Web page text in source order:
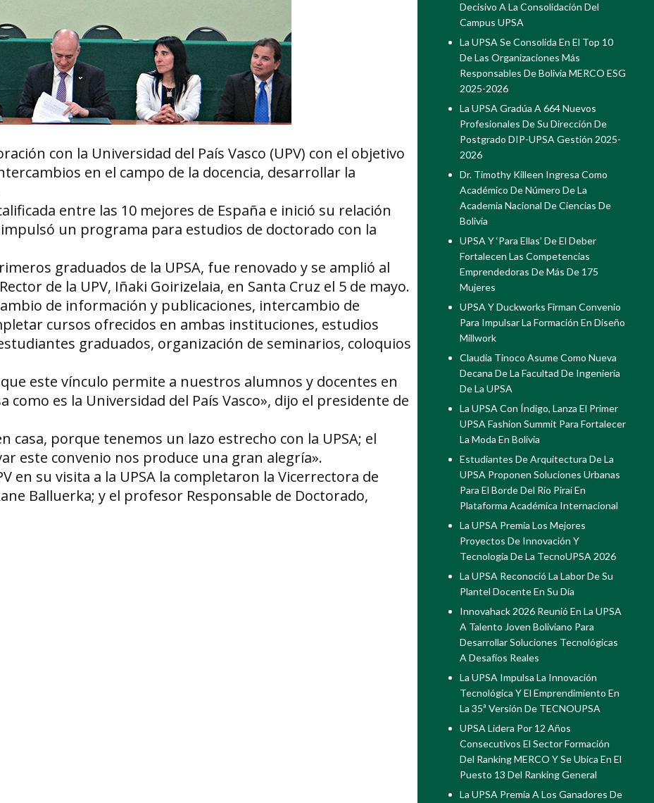
con la Universidad del País Vasco (UPV) con el objetivo
en el campo de la docencia, desarrollar la
entre las 10 mejores de España e inició su relación
impulsó un programa para estudios de doctorado con la
graduados de la UPSA, fue renovado y se amplió al
de la UPV, Iñaki Goirizelaia, en Santa Cruz el 5 de mayo.
de información y publicaciones, intercambio de
cursos ofrecidos en ambas instituciones, estudios
graduados, organización de seminarios, coloquios
este vínculo permite a nuestros alumnos y docentes en
es la Universidad del País Vasco», dijo el presidente de
casa, porque tenemos un lazo estrecho con la UPSA; el
este convenio nos produce una gran alegría».
en su visita a la UPSA la completaron la Vicerrectora de
Balluerka; y el profesor Responsable de Doctorado,
Decisivo A La Consolidación Del
Campus UPSA
La UPSA Se Consolida En El Top 10
De Las Organizaciones Más
Responsables De Bolivia MERCO ESG
2025-2026
La UPSA Gradúa A 664 Nuevos
Profesionales De Su Dirección De
Postgrado DIP-UPSA Gestión 2025-
2026
Dr. Timothy Killeen Ingresa Como
Académico De Número De La
Academia Nacional De Ciencias De
Bolivia
UPSA Y ‘Para Ellas’ De El Deber
Fortalecen Las Competencias
Emprendedoras De Más De 175
Mujeres
UPSA Y Duckworks Firman Convenio
Para Impulsar La Formación En Diseño
Millwork
Claudia Tinoco Asume Como Nueva
Decana De La Facultad De Ingeniería
De La UPSA
La UPSA Con Índigo, Lanza El Primer
UPSA Fashion Summit Para Fortalecer
La Moda En Bolivia
Estudiantes De Arquitectura De La
UPSA Proponen Soluciones Urbanas
Para El Borde Del Río Piraí En
Plataforma Académica Internacional
La UPSA Premia Los Mejores
Proyectos De Innovación Y
Tecnología De La TecnoUPSA 2026
La UPSA Reconoció La Labor De Su
Plantel Docente En Su Día
Innovahack 2026 Reunió En La UPSA
A Talento Joven Boliviano Para
Desarrollar Soluciones Tecnológicas
A Desafíos Reales
La UPSA Impulsa La Innovación
Tecnológica Y El Emprendimiento En
La 35ª Versión De TECNOUPSA
UPSA Lidera Por 12 Años
Consecutivos El Sector Formación
Del Ranking MERCO Y Se Ubica En El
Puesto 13 Del Ranking General
La UPSA Premia A Los Ganadores De